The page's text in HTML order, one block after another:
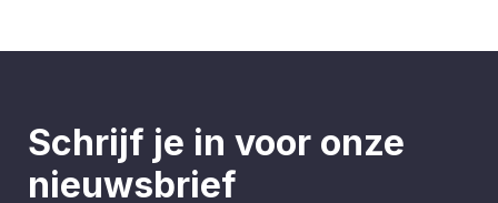
Schrijf je in voor onze
nieuwsbrief